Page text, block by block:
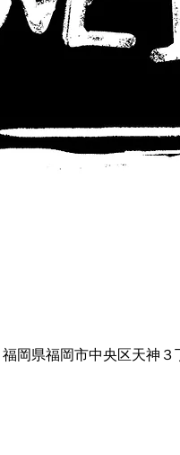
福岡県福岡市中央区天神